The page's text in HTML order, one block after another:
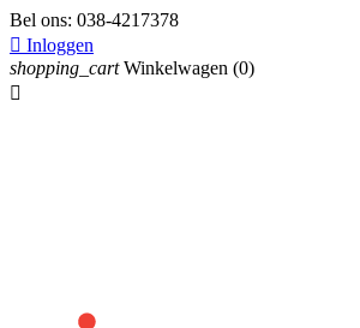
Bel ons: 038-4217378
 Inloggen
shopping_cart Winkelwagen (0)
